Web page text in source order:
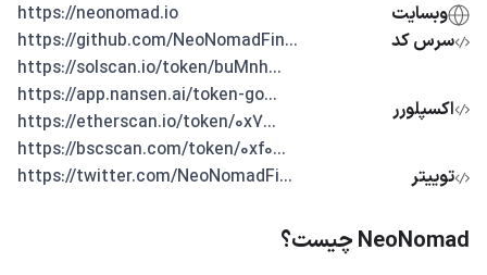
وبسایت
https://neonomad.io
سرس کد
...https://github.com/NeoNomadFin
اکسپلورر
...https://solscan.io/token/buMnh
...https://app.nansen.ai/token-go
...https://etherscan.io/token/0x7
...https://bscscan.com/token/0xf0
توییتر
...https://twitter.com/NeoNomadFi
NeoNomad چیست؟